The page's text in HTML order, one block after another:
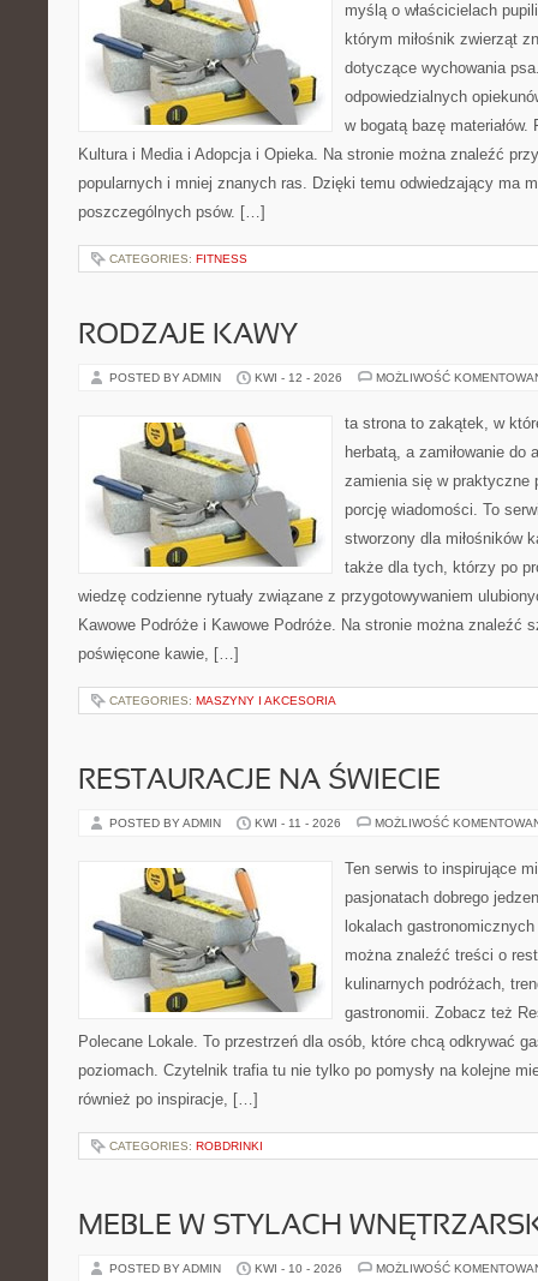
myślą o właścicielach
którym miłośnik zwierząt
dotyczące wychowania
odpowiedzialnych
w bogatą bazę
Kultura i Media i Adopcja i Opieka. Na stronie można znaleźć
popularnych i mniej znanych ras. Dzięki temu odwiedzający ma
poszczególnych psów. […]
CATEGORIES: FITNESS
RODZAJE KAWY
POSTED BY ADMIN KWI - 12 - 2026 MOŻLIWOŚĆ
ta strona to zakątek, w
herbatą, a zamiłowanie do
zamienia się w praktyczne
porcję wiadomości. To
stworzony dla miłośników
także dla tych, którzy po
wiedzę codzienne rytuały związane z przygotowywaniem
Kawowe Podróże i Kawowe Podróże. Na stronie można znaleźć
poświęcone kawie, […]
CATEGORIES: MASZYNY I AKCESORIA
RESTAURACJE NA ŚWIECIE
POSTED BY ADMIN KWI - 11 - 2026 MOŻLIWOŚĆ
Ten serwis to inspirujące
pasjonatach dobrego
lokalach
można znaleźć treści o
kulinarnych podróżach,
gastronomii. Zobacz też
Polecane Lokale. To przestrzeń dla osób, które chcą odkrywać
poziomach. Czytelnik trafia tu nie tylko po pomysły na kolejne
również po inspiracje, […]
CATEGORIES: ROBDRINKI
MEBLE W STYLACH
POSTED BY ADMIN KWI - 10 - 2026 MOŻLIWOŚĆ